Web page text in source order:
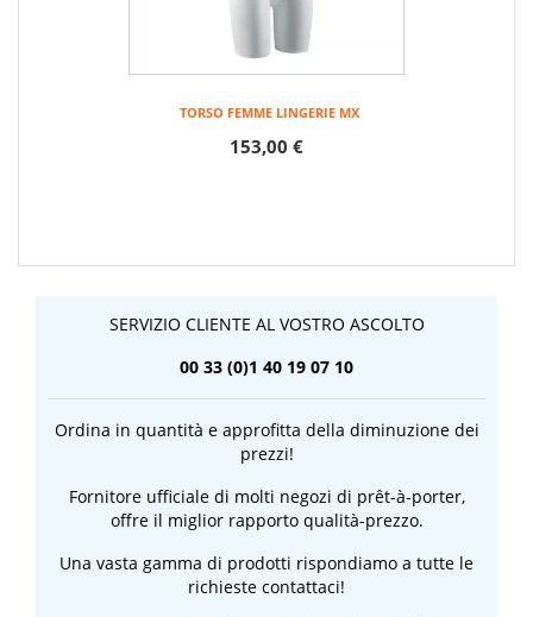
TORSO FEMME LINGERIE MX
153,00 €
SERVIZIO CLIENTE AL VOSTRO ASCOLTO
00 33 (0)1 40 19 07 10
Ordina in quantità e approfitta della diminuzione dei
prezzi!
Fornitore ufficiale di molti negozi di prêt-à-porter,
offre il miglior rapporto qualità-prezzo.
Una vasta gamma di prodotti rispondiamo a tutte le
richieste contattaci!